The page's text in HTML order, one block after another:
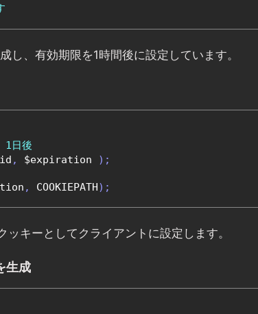
し、有効期限を1時間後に設定しています。
日後
, $expiration );
, COOKIEPATH);
キーとしてクライアントに設定します。
生成